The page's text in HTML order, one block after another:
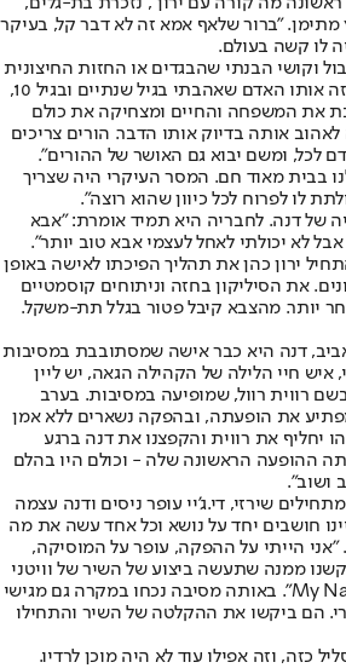
"ברור שלאף אמא זה לא דבר קל, בעיקר
לו קשה בעולם.
וקושי הבנתי שהבגדים או החזות החיצונית
לא משנים. זו אותה הנפש וזה אותו האדם שאהבתי בגיל שנתיים ובגיל 10,
את המשפחה והחיים ומצחיקה את כולם
אותה בדיוק אותו הדבר. הורים צריכים
לכל, ומשם יבוא גם האושר של ההורים".
בבית מאוד חם. המסר העיקרי היה שצריך
לו לפרוח לכל כיוון שהוא רוצה".
של דנה. לחבריה היא תמיד אומרת: "אבא
לא יכולתי לאחל לעצמי אבא טוב יותר".
התחיל ירון כהן את תהליך הפיכתו לאישה באופן
את הסיליקון בחזה וניתוחים קוסמטיים
יותר. מהצבא קיבל פטור בגלל תת-משקל.
שנות ה-90 בתל אביב, דנה היא כבר אישה שמסתובבת במסיבות
איש חיי הלילה של הקהילה הגאה, יש ליין
רווית רוול, שמופיעה במסיבות. בערב
את הופעתה, ובהפקה נשארים ללא אמן
יחליף את רווית והקפצנו את דנה ברגע
ההופעה הראשונה שלה - וכולם היו בהלם
ושוב".
שירזי, די.ג'יי עופר ניסים ודנה עצמה
חושבים יחד על נושא וכל אחד עשה את מה
"אני הייתי על ההפקה, עופר על המוסיקה,
ממנה שתעשה ביצוע של השיר של וויטני
יוסטון "My Name Is Not Susan". באותה מסיבה נכחו במקרה גם מגישי
הם ביקשו את ההקלטה של השיר והתחילו
כזה, וזה אפילו עוד לא היה מוכן לרדיו.